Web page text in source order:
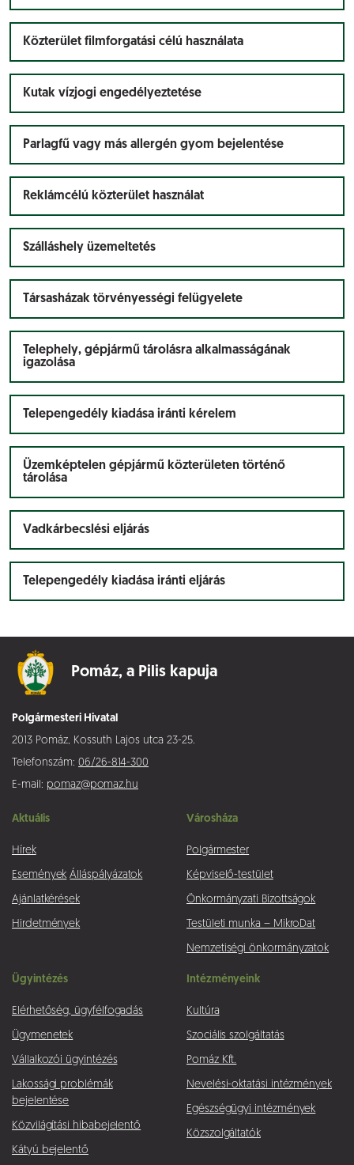
Közterület filmforgatási célú használata
Kutak vízjogi engedélyeztetése
Parlagfű vagy más allergén gyom bejelentése
Reklámcélú közterület használat
Szálláshely üzemeltetés
Társasházak törvényességi felügyelete
Telephely, gépjármű tárolásra alkalmasságának
igazolása
Telepengedély kiadása iránti kérelem
Üzemképtelen gépjármű közterületen történő
tárolása
Vadkárbecslési eljárás
Telepengedély kiadása iránti eljárás
Pomáz, a Pilis kapuja
Polgármesteri Hivatal
2013 Pomáz, Kossuth Lajos utca 23-25.
Telefonszám: 06/26-814-300
E-mail: pomaz@pomaz.hu
Aktuális
Hírek
Események Álláspályázatok
Ajánlatkérések
Hirdetmények
Városháza
Polgármester
Képviselő-testület
Önkormányzati Bizottságok
Testületi munka – MikroDat
Nemzetiségi önkormányzatok
Ügyintézés
Elérhetőség, ügyfélfogadás
Ügymenetek
Vállalkozói ügyintézés
Lakossági problémák
bejelentése
Közvilágítási hibabejelentő
Kátyú bejelentő
Intézményeink
Kultúra
Szociális szolgáltatás
Pomáz Kft.
Nevelési-oktatási intézmények
Egészségügyi intézmények
Közszolgáltatók